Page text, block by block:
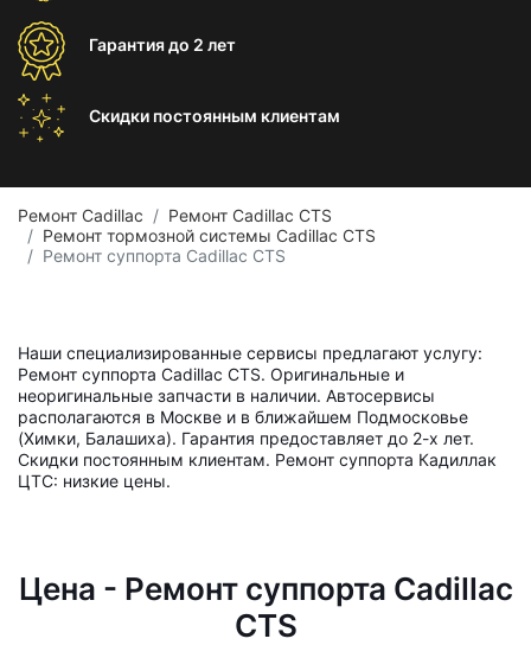
Гарантиядо 2 лет
Скидки постоянным клиентам
Ремонт Cadillac
Ремонт Cadillac CTS
Ремонт тормозной системы Cadillac CTS
Ремонт суппорта Cadillac CTS
Наши специализированные сервисы предлагают услугу:
Ремонт суппорта Cadillac CTS. Оригинальные и
неоригинальные запчасти в наличии. Автосервисы
располагаются в Москве и в ближайшем Подмосковье
(Химки, Балашиха). Гарантия предоставляет до 2-х лет.
Скидки постоянным клиентам. Ремонт суппорта Кадиллак
ЦТС: низкие цены.
Цена - Ремонт суппорта Cadillac
CTS